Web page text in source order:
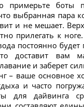
примерьте боты
выбранная пара
и не мешает.
прилегать к
постоянно будет
доставит вам
и заберет
– ваше основное
и часто
для дайвинга